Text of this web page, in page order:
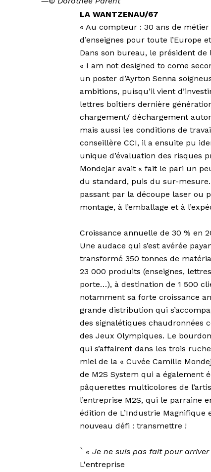
LA WANTZENAU/67
« Au compteur : 30 ans de
d’enseignes pour toute l’Europe
Dans son bureau, le président de
« I am not designed to come
un poster d’Ayrton Senna
ambitions, puisqu’il vient
lettres boîtiers dernière
chargement/ déchargement
mais aussi les conditions de
conseillère CCI, il a ensuite pu
unique d’évaluation des risques
Mondejar avait « fait le pari un
du standard, puis du sur-
passant par la découpe laser ou
montage, à l’emballage et à
Croissance annuelle de 30 % en
Une audace qui s’est avérée
transformé 350 tonnes de
23 000 produits (enseignes,
porte…), à destination de 1 500
notamment sa forte croissance
grande distribution qui
des signalétiques chaudronnées
des Jeux Olympiques. Le
qui s’affairent dans les trois
miel de la « Cuvée Camille
de M2S System qui a également
pâquerettes multicolores de
l’entreprise M2S, qui le parraine
édition de L’Industrie Magnifique
nouveau défi : transmettre !
* « Je ne suis pas fait pour
L'entreprise